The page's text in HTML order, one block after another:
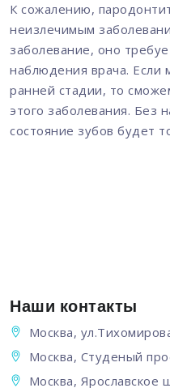
К сожалению,
неизлечимым
заболевание, оно
наблюдения врача. Если
ранней стадии, то
этого заболевания. Без
состояние зубов будет
Наши контакты
Москва,
Москва, Студеный
Москва, Ярославское